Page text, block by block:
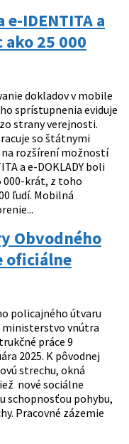
IDENTITA a
ako 25 000
dokladov v mobile
sprístupnenia eviduje
strany verejnosti.
so štátnymi
rozšírení možností
a e-DOKLADY boli
000-krát, z toho
ľudí. Mobilná
Obvodného
oficiálne
policajného útvaru
ministerstvo vnútra
práce 9
2025. K pôvodnej
strechu, okná
nové sociálne
schopnosťou pohybu,
Pracovné zázemie